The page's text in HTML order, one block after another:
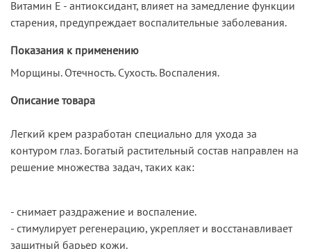
Витамин Е - антиоксидант, влияет на замедление функции
старения, предупреждает воспалительные заболевания.
Показания к применению
Морщины. Отечность. Сухость. Воспаления.
Описание товара
Легкий крем разработан специально для ухода за
контуром глаз. Богатый растительный состав направлен на
решение множества задач, таких как:
- снимает раздражение и воспаление.
- стимулирует регенерацию, укрепляет и восстанавливает
защитный барьер кожи.